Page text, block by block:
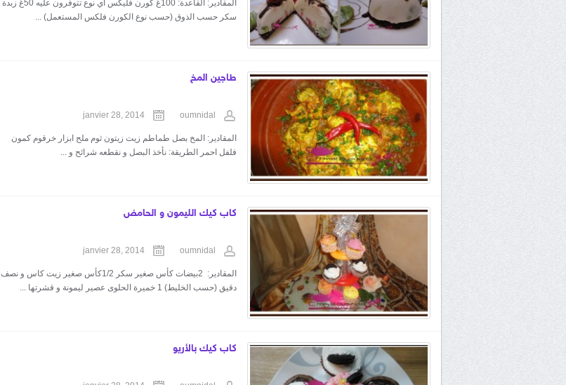
المقادير: القاعدة: 100غ كورن فليكس أي نوع تتوفرون عليه 50غ زبدة
سكر حسب الذوق (حسب نوع الكورن فلكس المستعمل) ...
طاجين المخ
oumnidal
janvier 28, 2014
المقادير: المخ بصل طماطم زيت زيتون ثوم ملح ابزار خرقوم كمون
فلفل احمر الطريقة: نأخذ البصل و نقطعه شرائح و ...
كاب كيك الليمون و الحامض
oumnidal
janvier 28, 2014
المقادير: 2بيضات كأس صغير سكر 1/2كأس صغير زيت كاس و نصف
دقيق (حسب الخليط) 1 خميرة الحلوى عصير ليمونة و قشرتها ...
كاب كيك بالأريو